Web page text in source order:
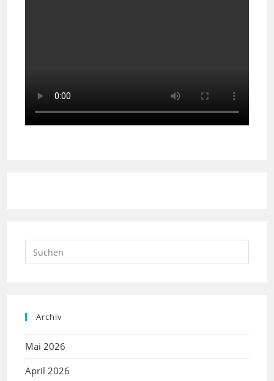
Archiv
Mai 2026
April 2026